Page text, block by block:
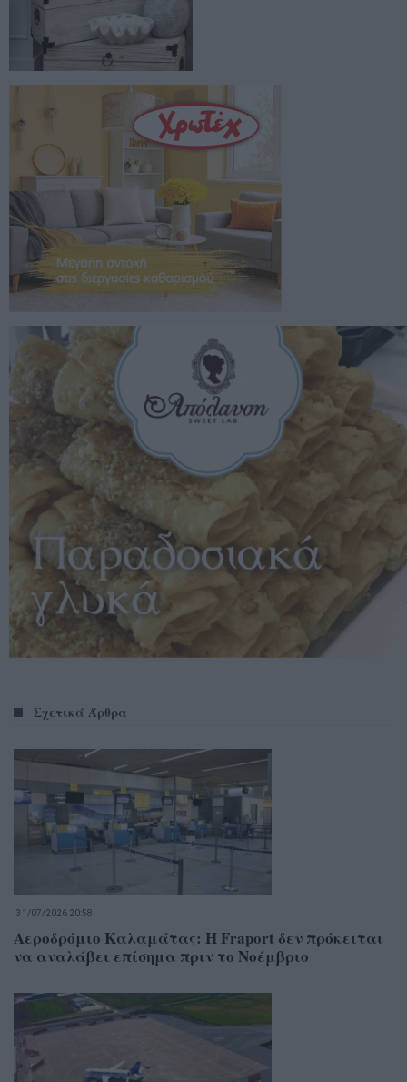
Σχετικά Άρθρα
31/07/2026 20:58
Αεροδρόμιο Καλαμάτας: Η Fraport δεν πρόκειται
να αναλάβει επίσημα πριν το Νοέμβριο